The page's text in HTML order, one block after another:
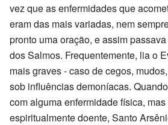
vez que as enfermidades que
eram das mais variadas, nem
pronto uma oração, e assim
dos Salmos. Frequentemente, lia o
mais graves - caso de cegos,
sob influências demoníacas.
com alguma enfermidade física,
espiritualmente doente, Santo